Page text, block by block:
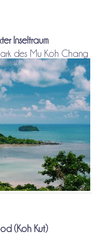
Inseltraum
des Mu Koh Chang
(Koh Kut)